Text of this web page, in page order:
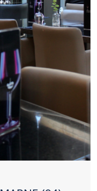
régularité des prestations
Marne. Les avis clients
Val de Marne.
Val de Marne peut
Réserver un Restaurant
des déconvenues. Pour
Val de Marne bien pensé
élégant convient
en scène des assiettes
Val de Marne. Un
naturellement les
Val de Marne dépend
son territoire par la
d’un Restaurant Val de
du repas. Un
disponible
contribue à la
Val de Marne.